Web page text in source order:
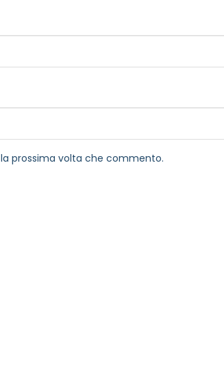
prossima volta che commento.